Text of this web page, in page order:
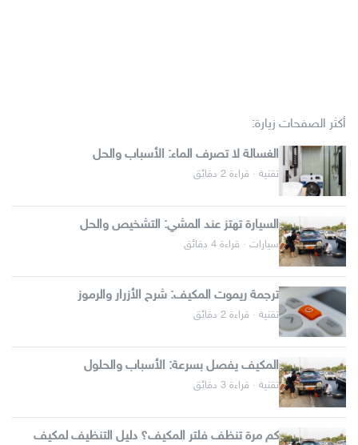
أكثر الصفحات زيارة:
الغسالة لا تصرف الماء: الأسباب والحل
تقنية · قراءة 2 دقائق
السيارة تهتز عند المشي: التشخيص والحل
سيارات · قراءة 4 دقائق
ترجمة ريموت المكيف: شرح الأزرار والرموز
تقنية · قراءة 2 دقائق
المكيف يفصل بسرعة: الأسباب والحلول
تقنية · قراءة 3 دقائق
كم مرة تنظف فلتر المكيف؟ دليل التنظيف لمكيف